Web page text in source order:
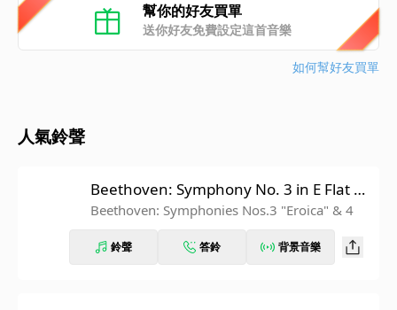
幫你的好友買單
送你好友免費設定這首音樂
如何幫好友買單
人氣鈴聲
Beethoven: Symphony No. 3 in E Flat M
ajor, Op. 55 "Eroica": IV. Finale. Allegro
Beethoven: Symphonies Nos.3 "Eroica" & 4
鈴聲 答鈴 背景音樂